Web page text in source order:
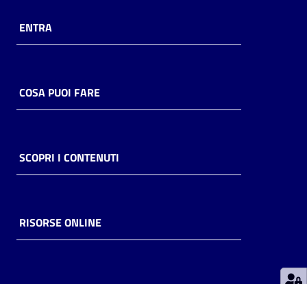
Risorse
online
Casa
Piani
storico
ENTRA
COSA PUOI FARE
SCOPRI I CONTENUTI
RISORSE ONLINE